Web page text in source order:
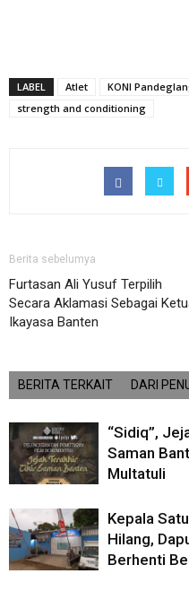
LABEL Atlet KONI
strength and conditioning
Berita sebelumya
Furtasan Ali Yusuf Terpilih
Secara Aklamasi Sebagai
Ikayasa Banten
BERITA TERKAIT DARI
“Sidiq”,
Saman
Multatuli
Kepala
Hilang,
Berhenti